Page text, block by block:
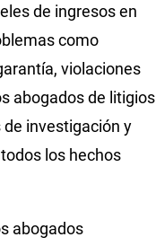
de ingresos en
como
violaciones
abogados de litigios
investigación y
los hechos
abogados